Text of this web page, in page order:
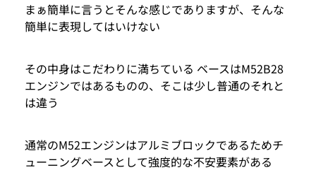
まぁ簡単に言うとそんな感じでありますが、そんな
簡単に表現してはいけない
その中身はこだわりに満ちている ベースはM52B28
エンジンではあるものの、そこは少し普通のそれと
は違う
通常のM52エンジンはアルミブロックであるためチ
ューニングベースとして強度的な不安要素がある